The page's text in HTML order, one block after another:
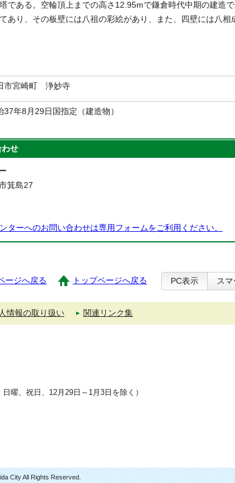
である。空輪頂上までの高さ12.95mで鎌倉時代中期の建造
あり、その板壁には八祖の彩絵があり、また、四壁には八相
市宮崎町 浄妙寺
37年8月29日国指定（建造物）
わせ
箕島27
ターへのお問い合わせは専用フォームをご利用ください。
ージへ戻る トップページへ戻る PC表示 ス
情報の取り扱い 関連リンク集
曜、祝日、12月29日～1月3日を除く）
City All Rights Reserved.